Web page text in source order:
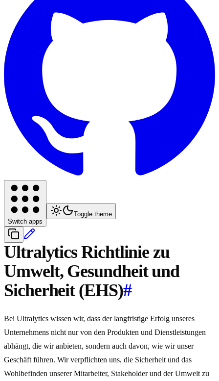
Switch apps
Toggle theme
Ultralytics Richtlinie zu
Umwelt, Gesundheit und
Sicherheit (EHS)#
Bei Ultralytics wissen wir, dass der langfristige Erfolg unseres
Unternehmens nicht nur von den Produkten und Dienstleistungen
abhängt, die wir anbieten, sondern auch davon, wie wir unser
Geschäft führen. Wir verpflichten uns, die Sicherheit und das
Wohlbefinden unserer Mitarbeiter, Stakeholder und der Umwelt zu